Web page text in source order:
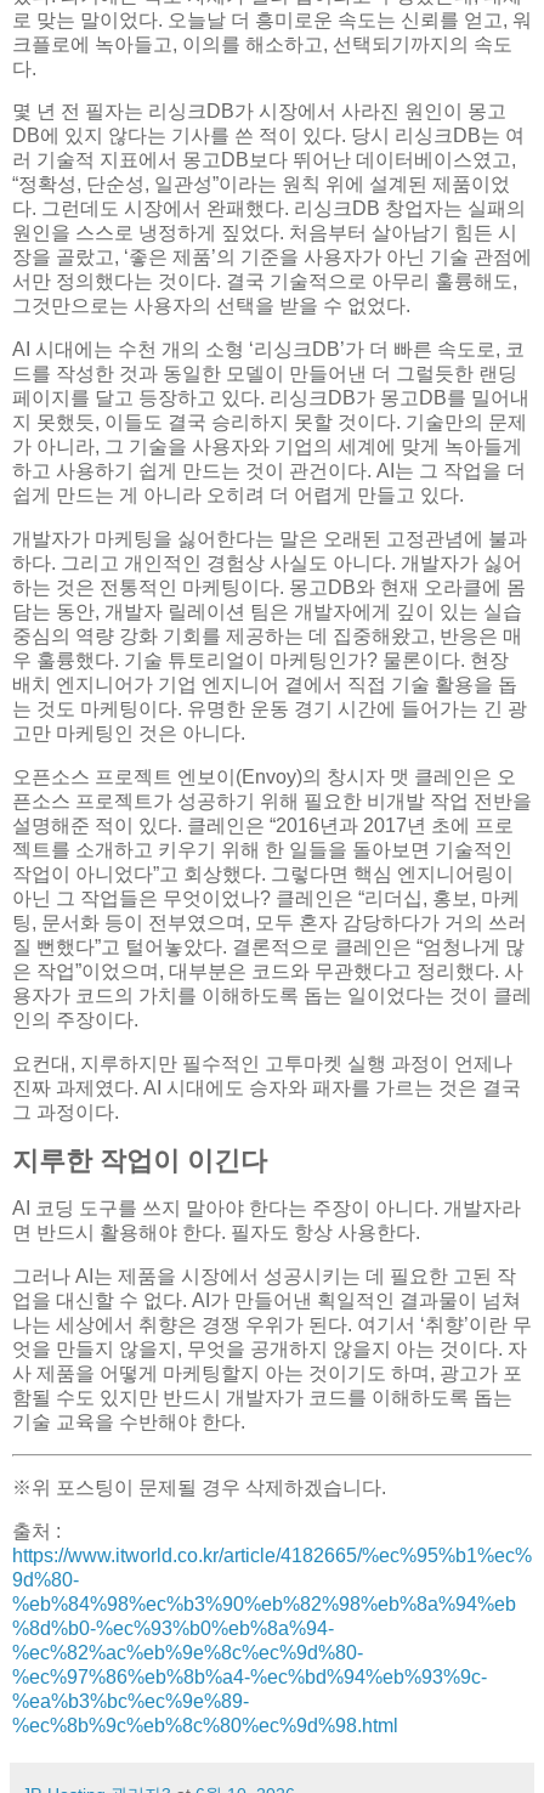
로 맞는 말이었다. 오늘날 더 흥미로운 속도는 신뢰를 얻고, 워
크플로에 녹아들고, 이의를 해소하고, 선택되기까지의 속도
다.
몇 년 전 필자는 리싱크DB가 시장에서 사라진 원인이 몽고
DB에 있지 않다는 기사를 쓴 적이 있다. 당시 리싱크DB는 여
러 기술적 지표에서 몽고DB보다 뛰어난 데이터베이스였고,
“정확성, 단순성, 일관성”이라는 원칙 위에 설계된 제품이었
다. 그런데도 시장에서 완패했다. 리싱크DB 창업자는 실패의
원인을 스스로 냉정하게 짚었다. 처음부터 살아남기 힘든 시
장을 골랐고, ‘좋은 제품’의 기준을 사용자가 아닌 기술 관점에
서만 정의했다는 것이다. 결국 기술적으로 아무리 훌륭해도,
그것만으로는 사용자의 선택을 받을 수 없었다.
AI 시대에는 수천 개의 소형 ‘리싱크DB’가 더 빠른 속도로, 코
드를 작성한 것과 동일한 모델이 만들어낸 더 그럴듯한 랜딩
페이지를 달고 등장하고 있다. 리싱크DB가 몽고DB를 밀어내
지 못했듯, 이들도 결국 승리하지 못할 것이다. 기술만의 문제
가 아니라, 그 기술을 사용자와 기업의 세계에 맞게 녹아들게
하고 사용하기 쉽게 만드는 것이 관건이다. AI는 그 작업을 더
쉽게 만드는 게 아니라 오히려 더 어렵게 만들고 있다.
개발자가 마케팅을 싫어한다는 말은 오래된 고정관념에 불과
하다. 그리고 개인적인 경험상 사실도 아니다. 개발자가 싫어
하는 것은 전통적인 마케팅이다. 몽고DB와 현재 오라클에 몸
담는 동안, 개발자 릴레이션 팀은 개발자에게 깊이 있는 실습
중심의 역량 강화 기회를 제공하는 데 집중해왔고, 반응은 매
우 훌륭했다. 기술 튜토리얼이 마케팅인가? 물론이다. 현장
배치 엔지니어가 기업 엔지니어 곁에서 직접 기술 활용을 돕
는 것도 마케팅이다. 유명한 운동 경기 시간에 들어가는 긴 광
고만 마케팅인 것은 아니다.
오픈소스 프로젝트 엔보이(Envoy)의 창시자 맷 클레인은 오
픈소스 프로젝트가 성공하기 위해 필요한 비개발 작업 전반을
설명해준 적이 있다. 클레인은 “2016년과 2017년 초에 프로
젝트를 소개하고 키우기 위해 한 일들을 돌아보면 기술적인
작업이 아니었다”고 회상했다. 그렇다면 핵심 엔지니어링이
아닌 그 작업들은 무엇이었나? 클레인은 “리더십, 홍보, 마케
팅, 문서화 등이 전부였으며, 모두 혼자 감당하다가 거의 쓰러
질 뻔했다”고 털어놓았다. 결론적으로 클레인은 “엄청나게 많
은 작업”이었으며, 대부분은 코드와 무관했다고 정리했다. 사
용자가 코드의 가치를 이해하도록 돕는 일이었다는 것이 클레
인의 주장이다.
요컨대, 지루하지만 필수적인 고투마켓 실행 과정이 언제나
진짜 과제였다. AI 시대에도 승자와 패자를 가르는 것은 결국
그 과정이다.
지루한 작업이 이긴다
AI 코딩 도구를 쓰지 말아야 한다는 주장이 아니다. 개발자라
면 반드시 활용해야 한다. 필자도 항상 사용한다.
그러나 AI는 제품을 시장에서 성공시키는 데 필요한 고된 작
업을 대신할 수 없다. AI가 만들어낸 획일적인 결과물이 넘쳐
나는 세상에서 취향은 경쟁 우위가 된다. 여기서 ‘취향’이란 무
엇을 만들지 않을지, 무엇을 공개하지 않을지 아는 것이다. 자
사 제품을 어떻게 마케팅할지 아는 것이기도 하며, 광고가 포
함될 수도 있지만 반드시 개발자가 코드를 이해하도록 돕는
기술 교육을 수반해야 한다.
※위 포스팅이 문제될 경우 삭제하겠습니다.
출처 :
https://www.itworld.co.kr/article/4182665/%ec%95%b1%ec%
9d%80-
%eb%84%98%ec%b3%90%eb%82%98%eb%8a%94%eb
%8d%b0-%ec%93%b0%eb%8a%94-
%ec%82%ac%eb%9e%8c%ec%9d%80-
%ec%97%86%eb%8b%a4-%ec%bd%94%eb%93%9c-
%ea%b3%bc%ec%9e%89-
%ec%8b%9c%eb%8c%80%ec%9d%98.html